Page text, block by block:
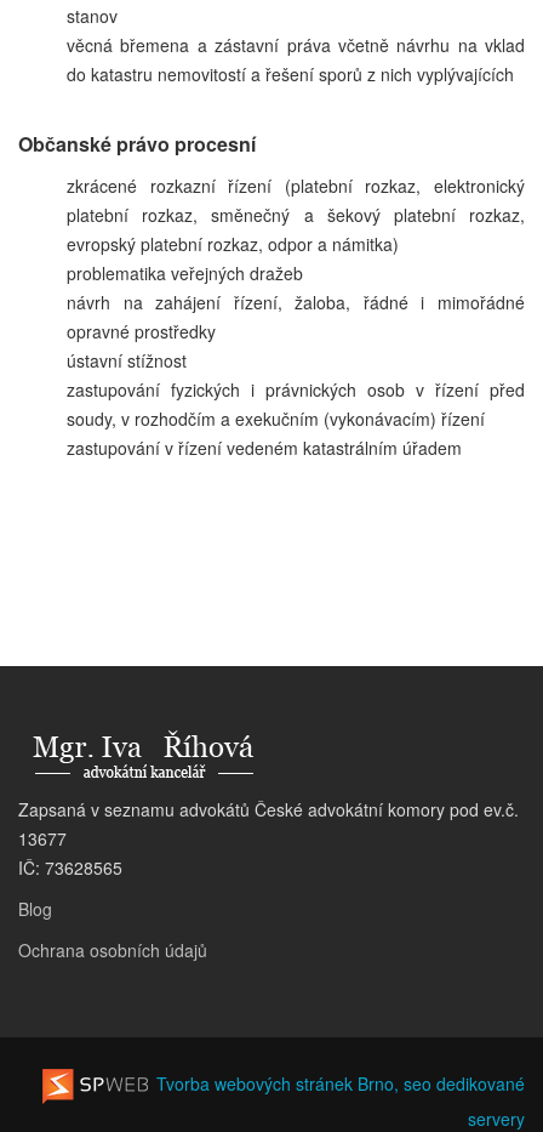
stanov
věcná břemena a zástavní práva včetně návrhu na vklad
do katastru nemovitostí a řešení sporů z nich vyplývajících
Občanské právo procesní
zkrácené rozkazní řízení (platební rozkaz, elektronický
platební rozkaz, směnečný a šekový platební rozkaz,
evropský platební rozkaz, odpor a námitka)
problematika veřejných dražeb
návrh na zahájení řízení, žaloba, řádné i mimořádné
opravné prostředky
ústavní stížnost
zastupování fyzických i právnických osob v řízení před
soudy, v rozhodčím a exekučním (vykonávacím) řízení
zastupování v řízení vedeném katastrálním úřadem
Zapsaná v seznamu advokátů České advokátní komory pod ev.č.
13677
IČ: 73628565
Blog
Ochrana osobních údajů
Tvorba webových stránek Brno, seo dedikované
servery